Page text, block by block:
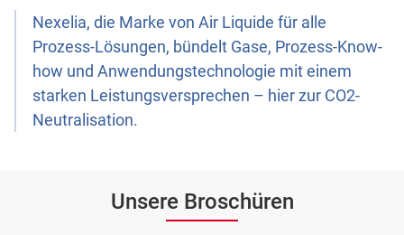
Nexelia, die Marke von Air Liquide für alle
Prozess-Lösungen, bündelt Gase, Prozess-Know-
how und Anwendungstechnologie mit einem
starken Leistungsversprechen – hier zur CO2-
Neutralisation.
Unsere Broschüren